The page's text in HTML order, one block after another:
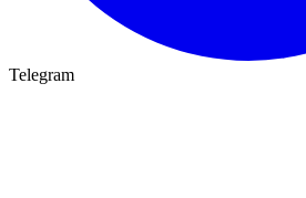
Telegram